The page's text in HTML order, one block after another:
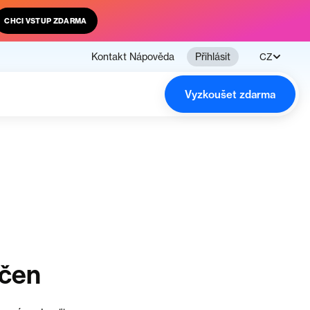
CHCI VSTUP ZDARMA
Kontakt Nápověda Přihlásit CZ
Vyzkoušet zdarma